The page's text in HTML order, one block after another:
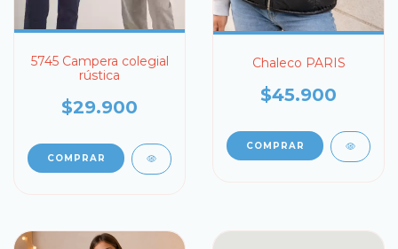
5745 Campera colegial
rústica
$29.900
COMPRAR
Chaleco PARIS
$45.900
COMPRAR